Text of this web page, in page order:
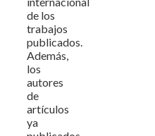
de los
trabajos
publicados.
Además,
los
autores
de
artículos
ya